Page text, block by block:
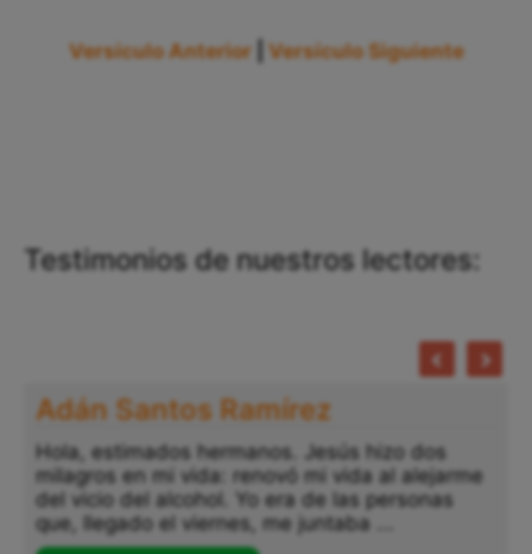
Versículo Anterior Versículo Siguiente
Testimonios de nuestros lectores:
Adán Santos Ramírez
Hola, estimados hermanos. Jesús hizo dos
milagros en mi vida: renovó mi vida al alejarme
del vicio del alcohol. Yo era de las personas
que, llegado el viernes, me juntaba ...